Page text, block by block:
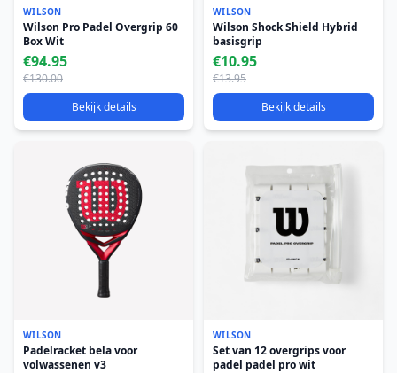
WILSON
Wilson Pro Padel Overgrip 60
Box Wit
€94.95
€130.00
Bekijk details
WILSON
Wilson Shock Shield Hybrid
basisgrip
€10.95
€13.95
Bekijk details
WILSON
Padelracket bela voor
volwassenen v3
WILSON
Set van 12 overgrips voor
padel padel pro wit